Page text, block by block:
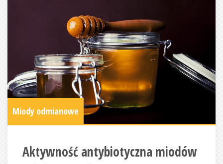
Miody odmianowe
Aktywność antybiotyczna miodów